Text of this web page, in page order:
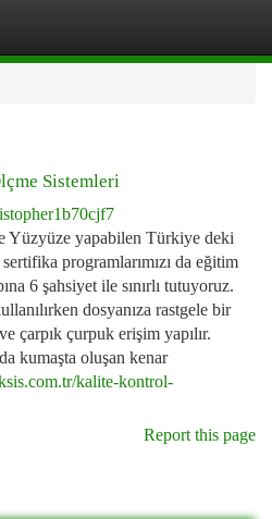
Sistemleri
Yüzyüze yapabilen Türkiye deki
programlarımızı da eğitim
6 şahsiyet ile sınırlı tutuyoruz.
dosyanıza rastgele bir
çarpık çurpuk erişim yapılır.
kumaşta oluşan kenar
kalite-kontrol-
Report this page